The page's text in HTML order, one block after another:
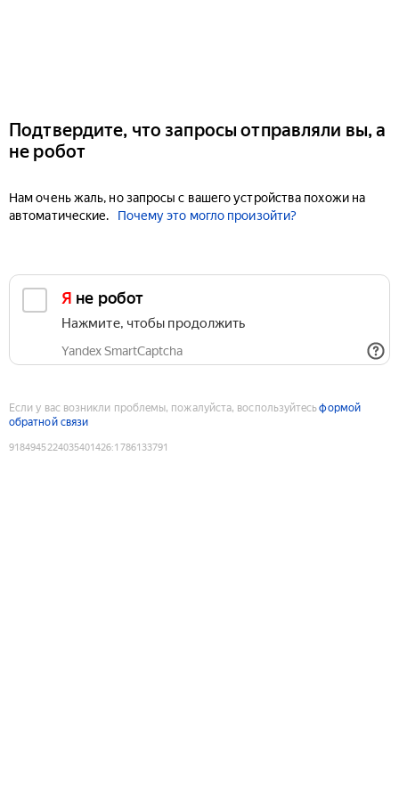
Подтвердите, что запросы отправляли вы, а
не робот
Нам очень жаль, но запросы с вашего устройства похожи на
автоматические.
Почему это могло произойти?
Я не робот
Нажмите, чтобы продолжить
Yandex SmartCaptcha
Если у вас возникли проблемы, пожалуйста, воспользуйтесьформой
обратной связи
9184945224035401426:1786133791